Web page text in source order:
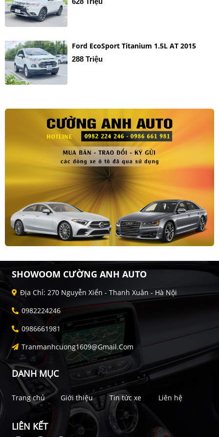
Ford EcoSport Titanium 1.5L AT 2015
288 Triệu
SHOWOOM CƯỜNG ANH AUTO
Địa Chỉ: 270 Nguyễn Xiển - Thanh Xuân - Hà Nội
0982224246
0986661981
Tranmanhcuong1609@gmail.com
DANH MỤC
Trang chủ Giới thiệu Tin tức xe Liên hệ
LIÊN KẾT